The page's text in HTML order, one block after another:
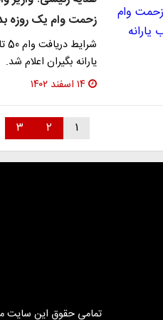
زحمت وام یک روزه
یارانه بگیران اعلام شد.
۱۴ اسفند ۱۴۰۲
۱ ۲ ۳
تمامی حقوق این سایت